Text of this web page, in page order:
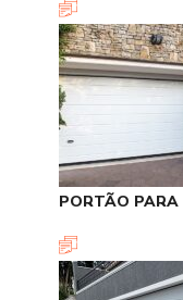
PORTÃO PARA